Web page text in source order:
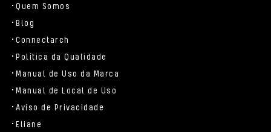
Quem Somos
Blog
Connectarch
Política da Qualidade
Manual de Uso da Marca
Manual de Local de Uso
Aviso de Privacidade
Eliane